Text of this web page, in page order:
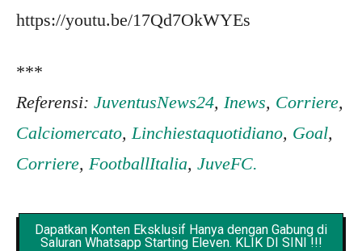
https://youtu.be/17Qd7OkWYEs
***
Referensi: JuventusNews24, Inews, Corriere,
Calciomercato,Linchiestaquotidiano, Goal,
Corriere, FootballItalia, JuveFC.
Dapatkan Konten Eksklusif Hanya dengan Gabung di
Saluran Whatsapp Starting Eleven. KLIK DI SINI !!!